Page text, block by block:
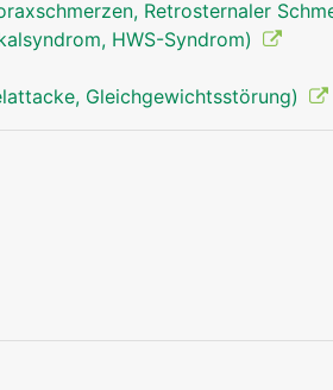
Retrosternaler
HWS-Syndrom)
Gleichgewichtsstörung)